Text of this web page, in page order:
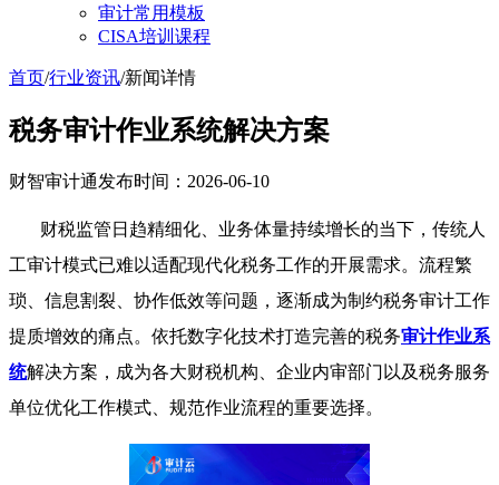
审计常用模板
CISA培训课程
首页/行业资讯/新闻详情
税务审计作业系统解决方案
财智审计通发布时间：2026-06-10
财税监管日趋精细化、业务体量持续增长的当下，传统人
工审计模式已难以适配现代化税务工作的开展需求。流程繁
琐、信息割裂、协作低效等问题，逐渐成为制约税务审计工作
提质增效的痛点。依托数字化技术打造完善的税务审计作业系
统解决方案，成为各大财税机构、企业内审部门以及税务服务
单位优化工作模式、规范作业流程的重要选择。